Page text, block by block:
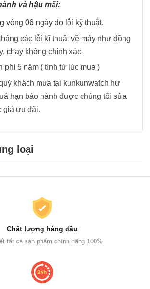
và hậu mãi:
vòng 06 ngày do lỗi kỹ thuật.
các lỗi kĩ thuật về máy như đồng
chạy không chính xác.
phí 5 năm ( tính từ lúc mua )
khách mua tại kunkunwatch hư
hạn bảo hành được chúng tôi sửa
giá ưu đãi.
loại
Chất lượng hàng đầu
tất cả sản phẩm chính hãng 100%